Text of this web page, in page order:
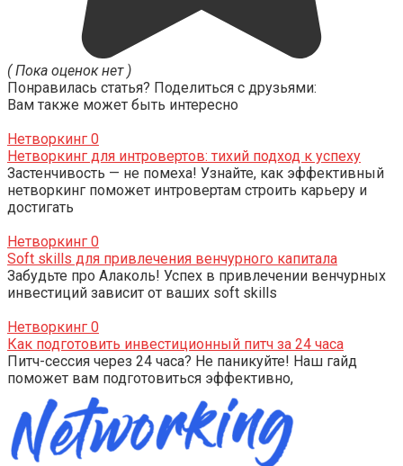
( Пока оценок нет )
Понравилась статья? Поделиться с друзьями:
Вам также может быть интересно
Нетворкинг 0
Нетворкинг для интровертов: тихий подход к успеху
Застенчивость — не помеха! Узнайте, как эффективный
нетворкинг поможет интровертам строить карьеру и
достигать
Нетворкинг 0
Soft skills для привлечения венчурного капитала
Забудьте про Алаколь! Успех в привлечении венчурных
инвестиций зависит от ваших soft skills
Нетворкинг 0
Как подготовить инвестиционный питч за 24 часа
Питч-сессия через 24 часа? Не паникуйте! Наш гайд
поможет вам подготовиться эффективно,